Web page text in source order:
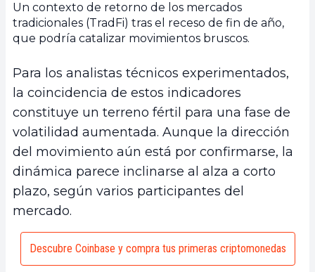
Un contexto de retorno de los mercados
tradicionales (TradFi) tras el receso de fin de año,
que podría catalizar movimientos bruscos.
Para los analistas técnicos experimentados,
la coincidencia de estos indicadores
constituye un terreno fértil para una fase de
volatilidad aumentada. Aunque la dirección
del movimiento aún está por confirmarse, la
dinámica parece inclinarse al alza a corto
plazo, según varios participantes del
mercado.
Descubre Coinbase y compra tus primeras criptomonedas